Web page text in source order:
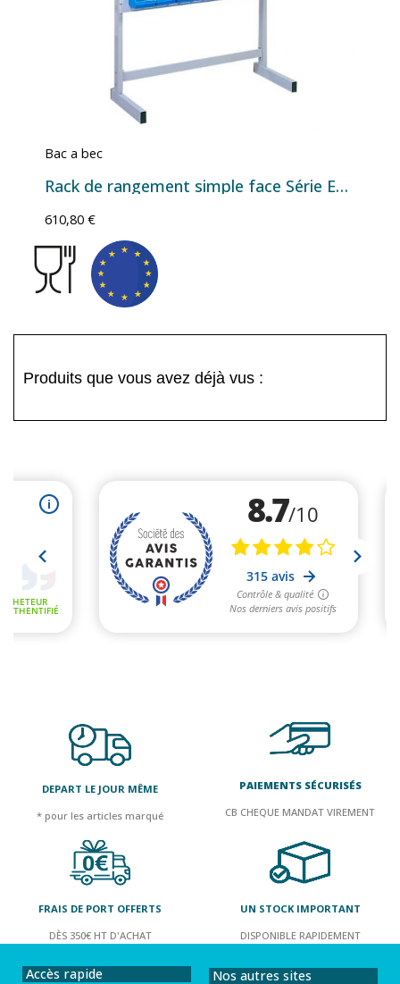
Bac a bec
Rack de rangement simple face Série ECO avec bacs à bec – Plusieurs configurations
610,80 €
Produits que vous avez déjà vus :
DEPART LE JOUR MÊME
* pour les articles marqué
PAIEMENTS SÉCURISÉS
CB CHEQUE MANDAT VIREMENT
FRAIS DE PORT OFFERTS
DÈS 350€ HT D'ACHAT
UN STOCK IMPORTANT
DISPONIBLE RAPIDEMENT
Accès rapide Nos autres sites